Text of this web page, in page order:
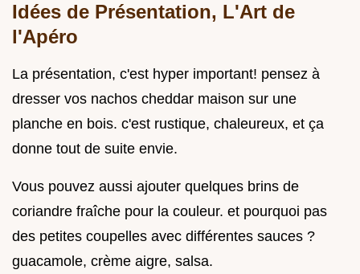
Idées de Présentation, L'Art de
l'Apéro
La présentation, c'est hyper important! pensez à
dresser vos nachos cheddar maison sur une
planche en bois. c'est rustique, chaleureux, et ça
donne tout de suite envie.
Vous pouvez aussi ajouter quelques brins de
coriandre fraîche pour la couleur. et pourquoi pas
des petites coupelles avec différentes sauces ?
guacamole, crème aigre, salsa.